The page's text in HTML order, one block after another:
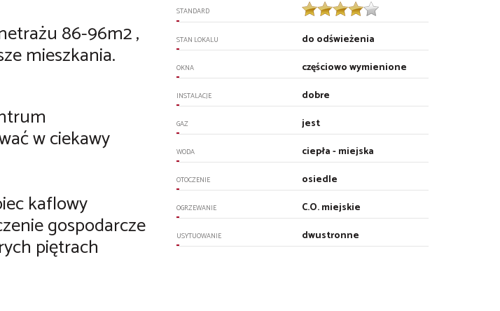
86-96m2 ,
mieszkania.
w ciekawy
kaflowy
gospodarcze
piętrach
STANDARD
STAN LOKALU do odświeżenia
OKNA częściowo wymienione
INSTALACJE dobre
GAZ jest
WODA ciepła - miejska
OTOCZENIE osiedle
OGRZEWANIE C.O. miejskie
USYTUOWANIE dwustronne